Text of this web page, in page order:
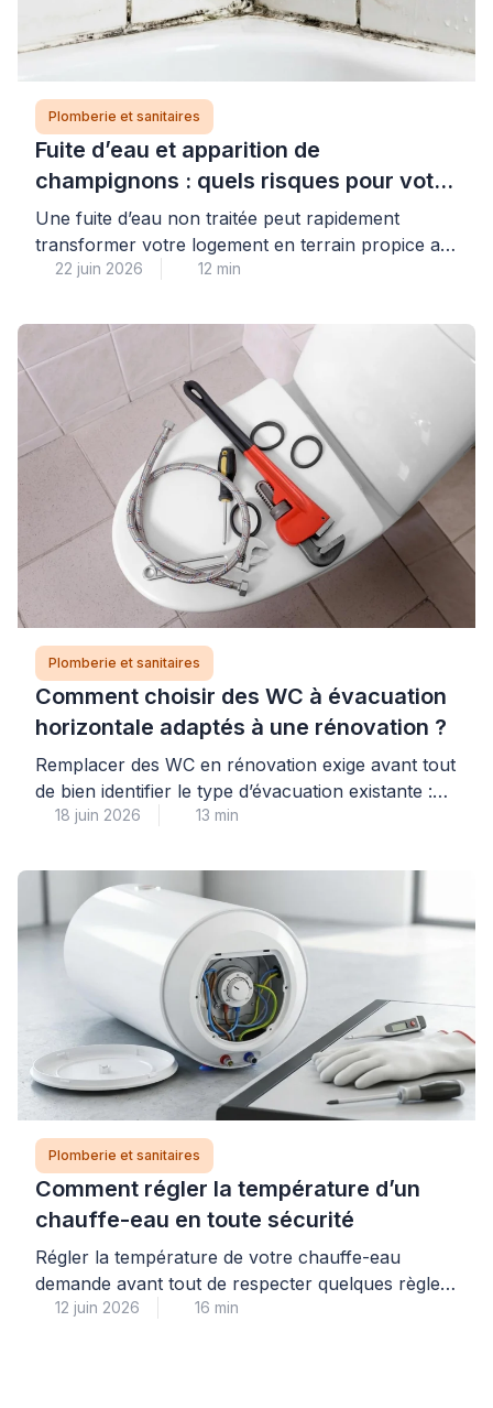
Plomberie et sanitaires
Fuite d’eau et apparition de
champignons : quels risques pour votre
logement et votre santé ?
Une fuite d’eau non traitée peut rapidement
transformer votre logement en terrain propice au
développement de champignons et moisissures,
et la solidité de votre habitat. Cette situation, plus
fréquente qu’on ne le pense dans les pièces
humides, nécessite une intervention rapide et
qualifiée pour éviter que les dégâts […]
22 juin 2026 12 min
Plomberie et sanitaires
Comment choisir des WC à évacuation
horizontale adaptés à une rénovation ?
Remplacer des WC en rénovation exige avant tout
de bien identifier le type d’évacuation existante :
une évacuation horizontale (sortie murale arrière)
verticale au sol, et choisir un modèle incompatible
peut engendrer des travaux de plomberie
imprévus et coûteux. Pour garantir un achat
réussi et éviter toute mauvaise surprise, […]
18 juin 2026 13 min
Plomberie et sanitaires
Comment régler la température d’un
chauffe-eau en toute sécurité
Régler la température de votre chauffe-eau
demande avant tout de respecter quelques règles
de sécurité simples, à commencer par la coupure
12 juin 2026 16 min